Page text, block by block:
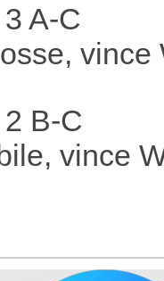
A-C
vince
B-C
vince